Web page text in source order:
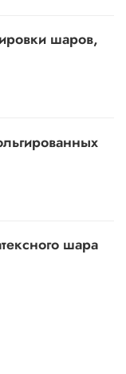
шаров,
шара